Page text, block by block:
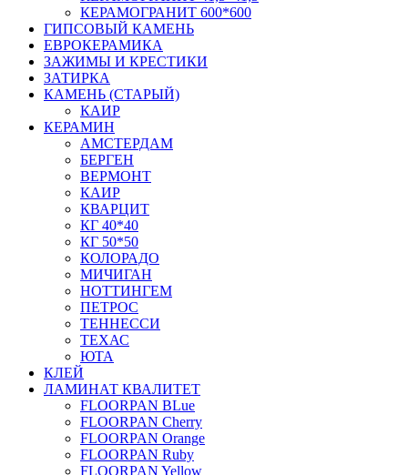
КЕРАМОГРАНИТ 600*600
ГИПСОВЫЙ КАМЕНЬ
ЕВРОКЕРАМИКА
ЗАЖИМЫ И КРЕСТИКИ
ЗАТИРКА
КАМЕНЬ (СТАРЫЙ)
КАИР
КЕРАМИН
АМСТЕРДАМ
БЕРГЕН
ВЕРМОНТ
КАИР
КВАРЦИТ
КГ 40*40
КГ 50*50
КОЛОРАДО
МИЧИГАН
НОТТИНГЕМ
ПЕТРОС
ТЕННЕССИ
ТЕХАС
ЮТА
КЛЕЙ
ЛАМИНАТ КВАЛИТЕТ
FLOORPAN BLue
FLOORPAN Cherry
FLOORPAN Orange
FLOORPAN Ruby
FLOORPAN Yellow